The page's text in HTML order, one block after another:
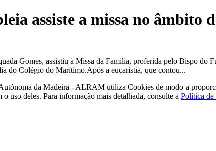
assiste a missa no
Gomes, assistiu à Missa da Família, proferida pelo Bispo
do Colégio do Marítimo.Após a eucaristia, que contou...
da Madeira - ALRAM utiliza Cookies de modo a
uso deles. Para informação mais detalhada, consulte a Política de